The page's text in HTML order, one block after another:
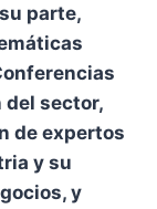
parte,
del sector,
de expertos
y su
y